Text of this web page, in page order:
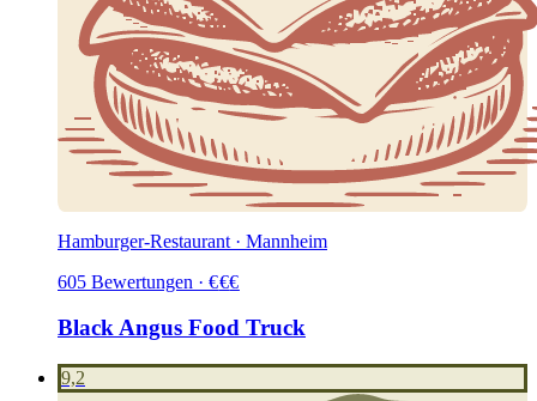
Hamburger-Restaurant · Mannheim
605 Bewertungen · €€€
Black Angus Food Truck
9,2